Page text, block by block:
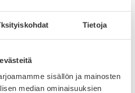
Tietoja
sisällön ja mainosten
median ominaisuuksien
yli 18-vuotiaille
tupakointi pitää lopettaa. Jos
savukemäärän perustella.
annostusohje. Yleensä hoito